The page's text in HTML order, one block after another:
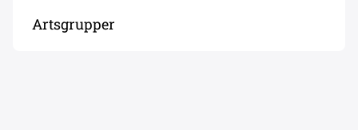
Artsgrupper